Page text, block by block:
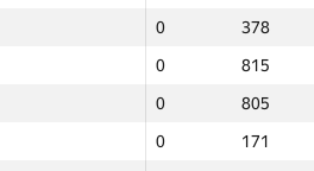
0
378
0
815
0
805
0
171
0
378
0
815
0
805
0
171